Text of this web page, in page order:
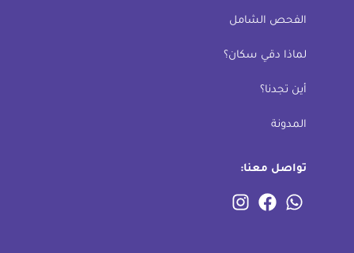
الفحص الشامل
لماذا دقي سكان؟
أين تجدنا؟
المدونة
تواصل معنا: